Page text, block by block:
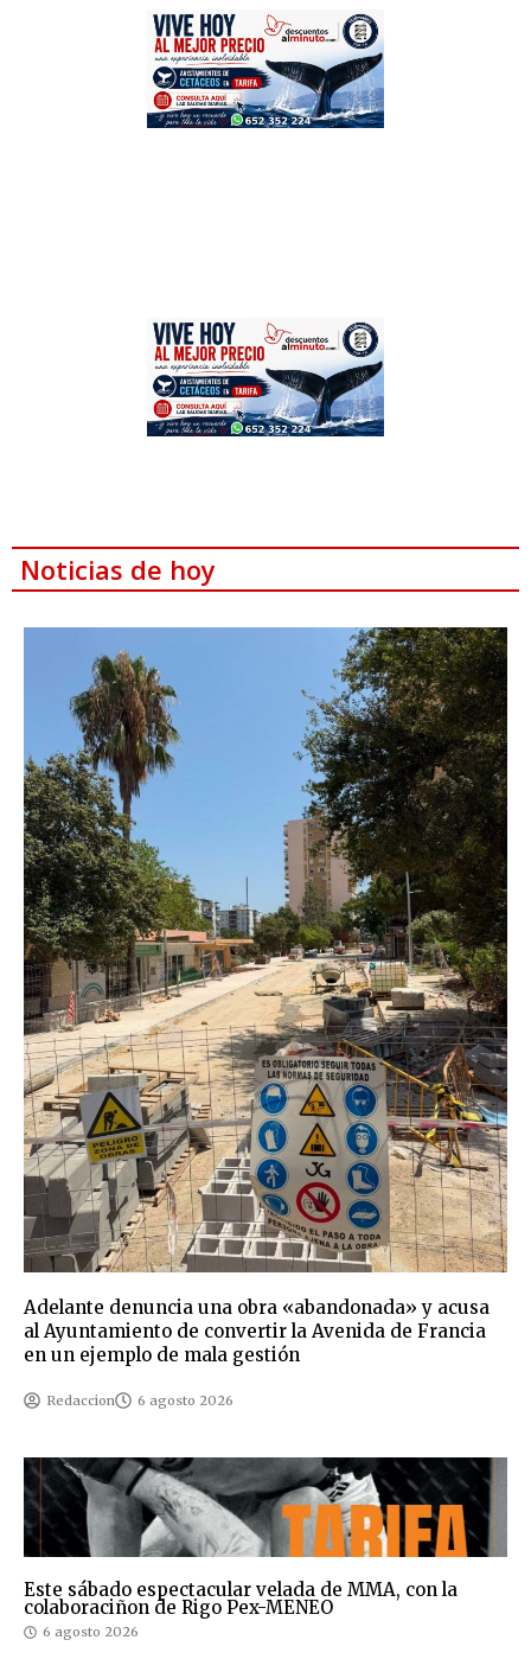
Noticias de hoy
Adelante denuncia una obra «abandonada» y acusa
al Ayuntamiento de convertir la Avenida de Francia
en un ejemplo de mala gestión
Redaccion 6 agosto 2026
Este sábado espectacular velada de MMA, con la
colaboraciñon de Rigo Pex-MENEO
6 agosto 2026